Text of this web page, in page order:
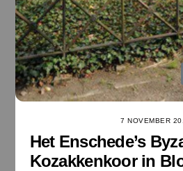
7 NOVEMBER
Het Enschede’s
Kozakkenkoor in